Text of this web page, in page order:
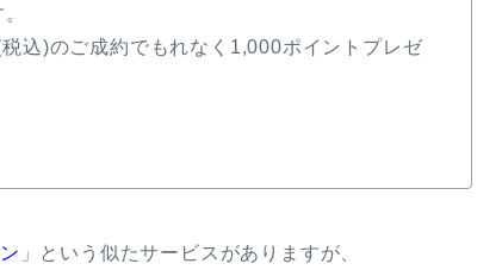
込)のご成約でもれなく1,000ポイントプレゼ
」という似たサービスがありますが、